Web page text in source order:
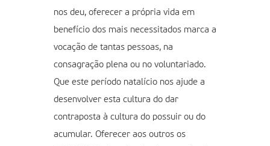
nos deu, oferecer a própria vida em
benefício dos mais necessitados marca a
vocação de tantas pessoas, na
consagração plena ou no voluntariado.
Que este período natalício nos ajude a
desenvolver esta cultura do dar
contraposta à cultura do possuir ou do
acumular. Oferecer aos outros os